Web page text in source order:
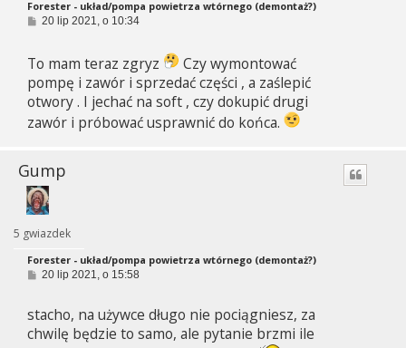
Forester - układ/pompa powietrza wtórnego (demontaż?)
P
t
20 lip 2021, o 10:34
To mam teraz zgryz
Czy wymontować
pompę i zawór i sprzedać części , a zaślepić
otwory . I jechać na soft , czy dokupić drugi
zawór i próbować usprawnić do końca.
Gump
5 gwiazdek
Forester - układ/pompa powietrza wtórnego (demontaż?)
P
t
20 lip 2021, o 15:58
stacho, na używce długo nie pociągniesz, za
chwilę będzie to samo, ale pytanie brzmi ile